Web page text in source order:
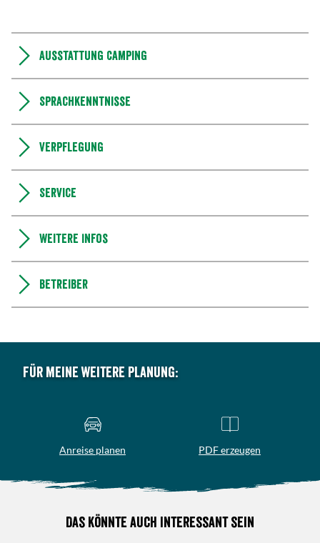
Ausstattung Camping
Sprachkenntnisse
Verpflegung
Service
Weitere Infos
Betreiber
Für meine weitere Planung:
Anreise planen PDF erzeugen
Das könnte auch interessant sein